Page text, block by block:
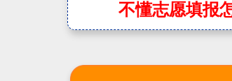
不懂志愿填报